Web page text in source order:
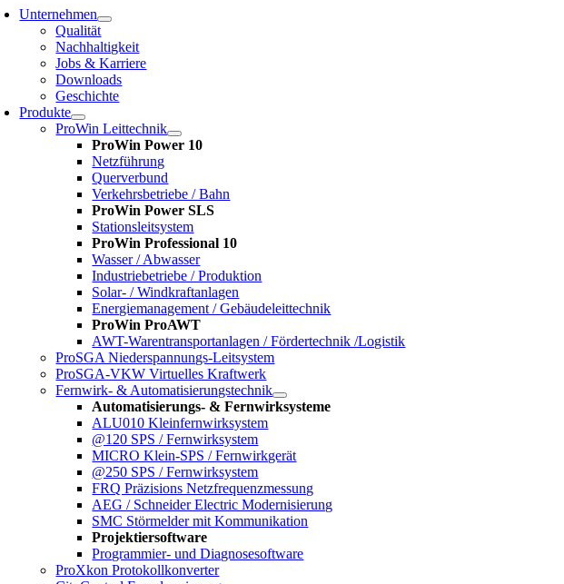
Unternehmen
Qualität
Nachhaltigkeit
Jobs & Karriere
Downloads
Geschichte
Produkte
ProWin Leittechnik
ProWin Power 10
Netzführung
Querverbund
Verkehrsbetriebe / Bahn
ProWin Power SLS
Stationsleitsystem
ProWin Professional 10
Wasser / Abwasser
Industriebetriebe / Produktion
Solar- / Windkraftanlagen
Energiemanagement / Gebäudeleittechnik
ProWin ProAWT
AWT-Warentransportanlagen / Fördertechnik /Logistik
ProSGA Niederspannungs-Leitsystem
ProSGA-VKW Virtuelles Kraftwerk
Fernwirk- & Automatisierungstechnik
Automatisierungs- & Fernwirksysteme
ALU010 Kleinfernwirksystem
@120 SPS / Fernwirksystem
MICRO Klein-SPS / Fernwirkgerät
@250 SPS / Fernwirksystem
FRQ Präzisions Netzfrequenzmessung
AEG / Schneider Electric Modernisierung
SMC Störmelder mit Kommunikation
Projektiersoftware
Programmier- und Diagnosesoftware
ProXkon Protokollkonverter